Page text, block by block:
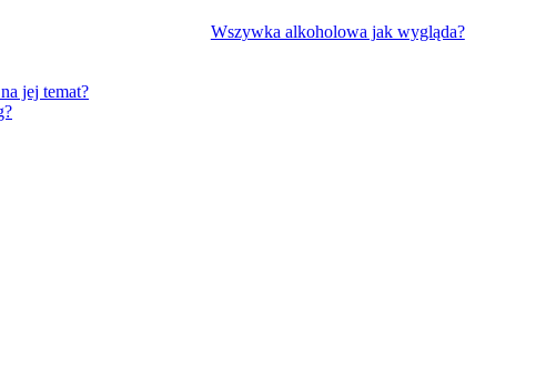
Wszywka alkoholowa jak wygląda?
jej temat?